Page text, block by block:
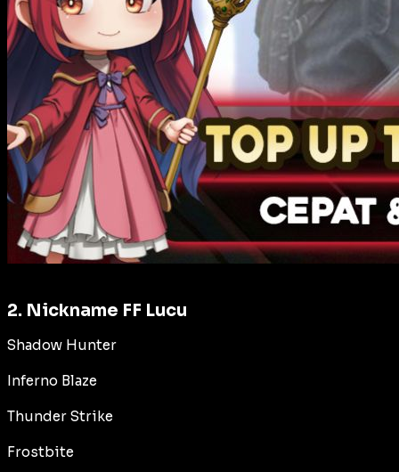
2. Nickname FF Lucu
Shadow Hunter
Inferno Blaze
Thunder Strike
Frostbite